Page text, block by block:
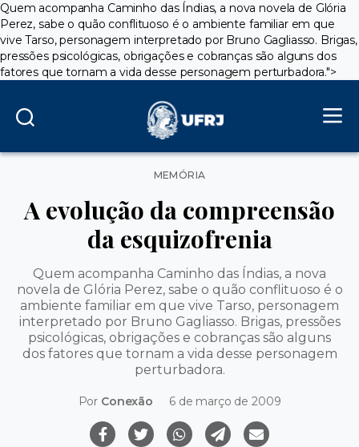
Quem acompanha Caminho das Índias, a nova novela de Glória
Perez, sabe o quão conflituoso é o ambiente familiar em que
vive Tarso, personagem interpretado por Bruno Gagliasso. Brigas,
pressões psicológicas, obrigações e cobranças são alguns dos
fatores que tornam a vida desse personagem perturbadora.">
Categorias
MEMÓRIA
A evolução da compreensão
da esquizofrenia
Quem acompanha Caminho das Índias, a nova
novela de Glória Perez, sabe o quão conflituoso é o
ambiente familiar em que vive Tarso, personagem
interpretado por Bruno Gagliasso. Brigas, pressões
psicológicas, obrigações e cobranças são alguns
dos fatores que tornam a vida desse personagem
perturbadora.
Por Conexão 6 de março de 2009